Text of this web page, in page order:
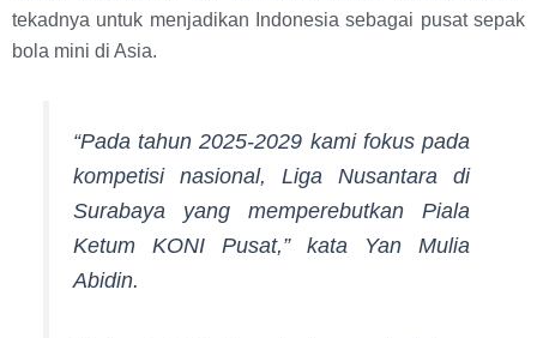
tekadnya untuk menjadikan Indonesia sebagai pusat sepak
bola mini di Asia.
“Pada tahun 2025-2029 kami fokus pada
kompetisi nasional, Liga Nusantara di
Surabaya yang memperebutkan Piala
Ketum KONI Pusat,” kata Yan Mulia
Abidin.